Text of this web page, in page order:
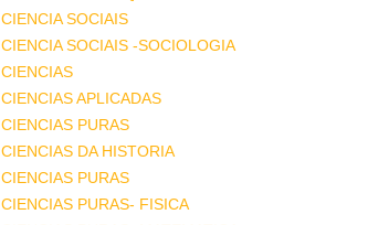
CIENCIA SOCIAIS
CIENCIA SOCIAIS -SOCIOLOGIA
CIENCIAS
CIENCIAS APLICADAS
CIENCIAS PURAS
CIENCIAS DA HISTORIA
CIENCIAS PURAS
CIENCIAS PURAS- FISICA